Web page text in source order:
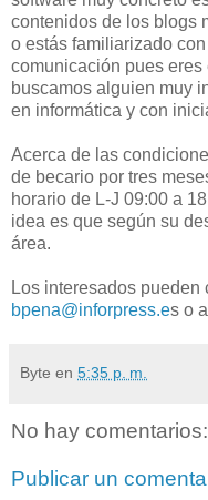
contenidos de los blogs
o estás familiarizado
comunicación pues eres
buscamos alguien muy
en informática y con
Acerca de las
de becario por tres
horario de L-J 09:00 a
idea es que según su
área.
Los interesados
bpena@inforpress.es o
Byte en 5:35 p. m.
No hay comentarios:
Publicar un